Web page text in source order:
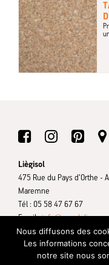
Liègisol
475 Rue du Pays d’Orthe
Maremne
Tél : 05 58 47 67 67
Email :
Mentions légales
Nous diffusons des
Les informations
notre site nous